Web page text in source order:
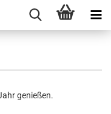
genießen.